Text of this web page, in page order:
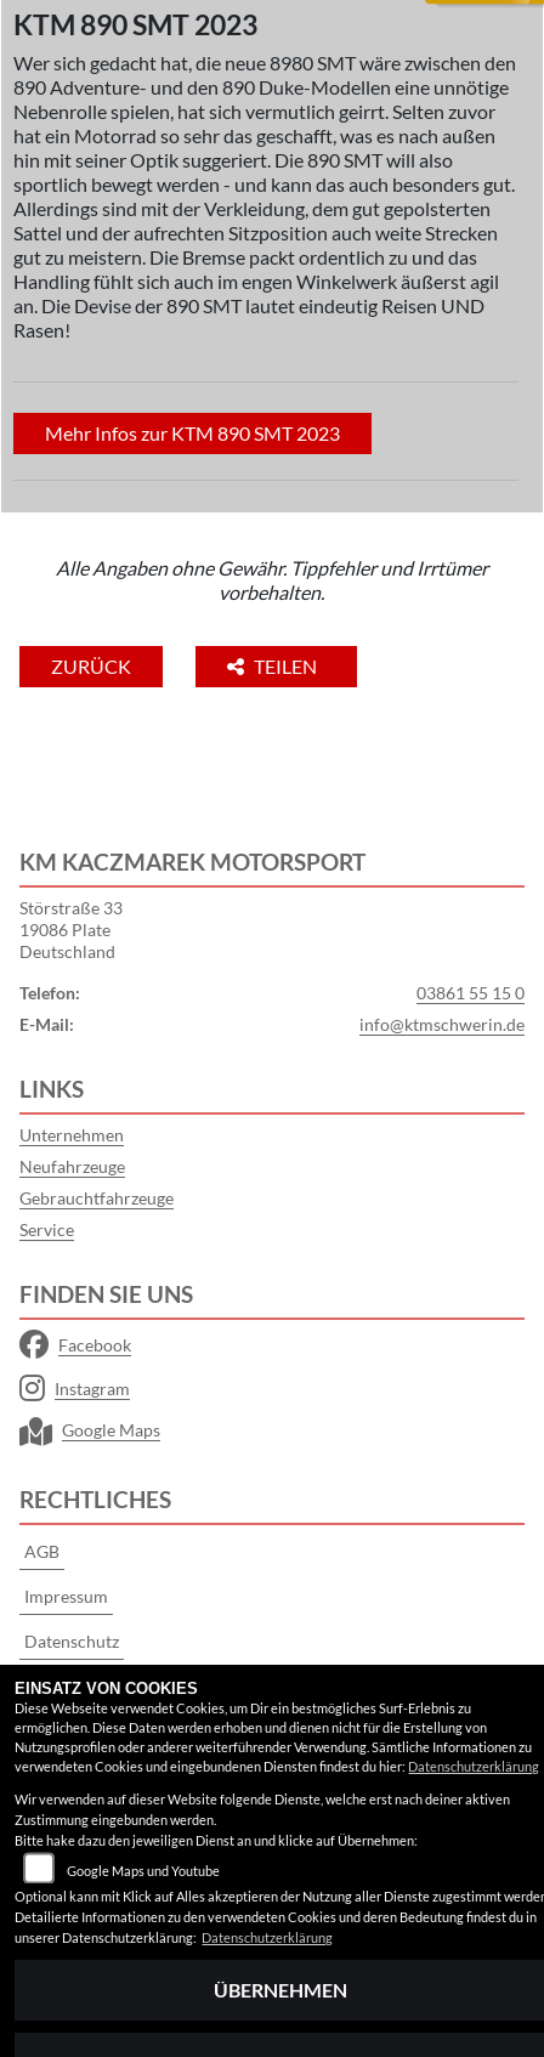
KTM 890 SMT 2023
Wer sich gedacht hat, die neue 8980 SMT wäre zwischen den
890 Adventure- und den 890 Duke-Modellen eine unnötige
Nebenrolle spielen, hat sich vermutlich geirrt. Selten zuvor
hat ein Motorrad so sehr das geschafft, was es nach außen
hin mit seiner Optik suggeriert. Die 890 SMT will also
sportlich bewegt werden - und kann das auch besonders gut.
Allerdings sind mit der Verkleidung, dem gut gepolsterten
Sattel und der aufrechten Sitzposition auch weite Strecken
gut zu meistern. Die Bremse packt ordentlich zu und das
Handling fühlt sich auch im engen Winkelwerk äußerst agil
an. Die Devise der 890 SMT lautet eindeutig Reisen UND
Rasen!
Mehr Infos zur KTM 890 SMT 2023
Alle Angaben ohne Gewähr. Tippfehler und Irrtümer
vorbehalten.
ZURÜCK TEILEN
KM KACZMAREK MOTORSPORT
Störstraße 33
19086 Plate
Deutschland
Telefon:
03861 55 15 0
E-Mail:
info@ktmschwerin.de
LINKS
Unternehmen
Neufahrzeuge
Gebrauchtfahrzeuge
Service
FINDEN SIE UNS
Facebook
Instagram
Google Maps
RECHTLICHES
AGB
Impressum
Datenschutz
Disclaimer
Barrierefreiheit
EINSATZ VON COOKIES
Diese Webseite verwendet Cookies, um Dir ein bestmögliches Surf-Erlebnis zu
ermöglichen. Diese Daten werden erhoben und dienen nicht für die Erstellung von
Nutzungsprofilen oder anderer weiterführender Verwendung. Sämtliche Informationen zu
verwendeten Cookies und eingebundenen Diensten findest du hier: Datenschutzerklärung
Wir verwenden auf dieser Website folgende Dienste, welche erst nach deiner aktiven
Zustimmung eingebunden werden.
Bitte hake dazu den jeweiligen Dienst an und klicke auf Übernehmen:
Google Maps und Youtube
Optional kann mit Klick auf Alles akzeptieren der Nutzung aller Dienste zugestimmt
Detailierte Informationen zu den verwendeten Cookies und deren Bedeutung findest du in
unserer Datenschutzerklärung: Datenschutzerklärung
ÜBERNEHMEN